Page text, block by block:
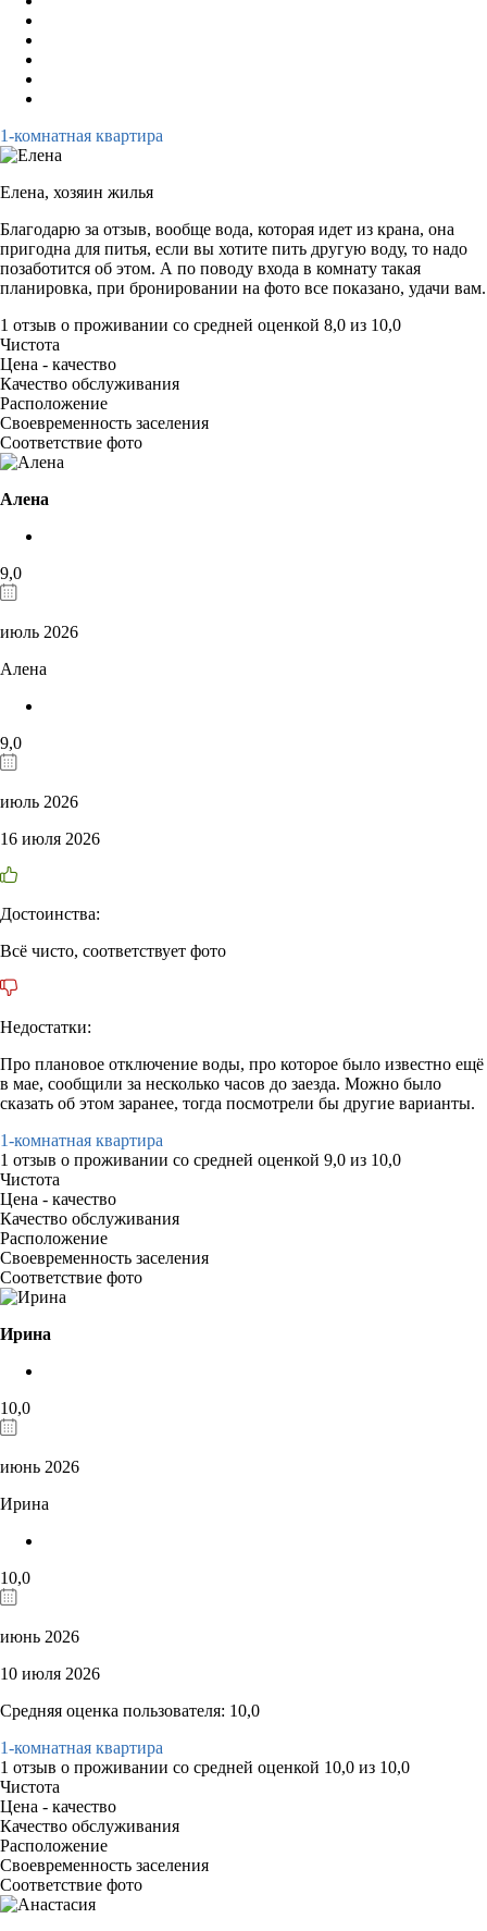
1-комнатная квартира
Елена, хозяин жилья
Благодарю за отзыв, вообще вода, которая идет из крана, она
пригодна для питья, если вы хотите пить другую воду, то надо
позаботится об этом. А по поводу входа в комнату такая
планировка, при бронировании на фото все показано, удачи вам.
1 отзыв о проживании со средней оценкой 8,0 из 10,0
Чистота
Цена - качество
Качество обслуживания
Расположение
Своевременность заселения
Соответствие фото
Алена
9,0
июль 2026
Алена
9,0
июль 2026
16 июля 2026
Достоинства:
Всё чисто, соответствует фото
Недостатки:
Про плановое отключение воды, про которое было известно ещё
в мае, сообщили за несколько часов до заезда. Можно было
сказать об этом заранее, тогда посмотрели бы другие варианты.
1-комнатная квартира
1 отзыв о проживании со средней оценкой 9,0 из 10,0
Чистота
Цена - качество
Качество обслуживания
Расположение
Своевременность заселения
Соответствие фото
Ирина
10,0
июнь 2026
Ирина
10,0
июнь 2026
10 июля 2026
Средняя оценка пользователя: 10,0
1-комнатная квартира
1 отзыв о проживании со средней оценкой 10,0 из 10,0
Чистота
Цена - качество
Качество обслуживания
Расположение
Своевременность заселения
Соответствие фото